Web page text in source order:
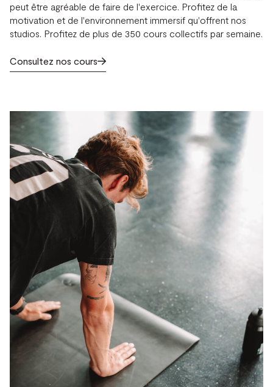
peut être agréable de faire de l'exercice. Profitez de la
motivation et de l'environnement immersif qu'offrent nos
studios. Profitez de plus de 350 cours collectifs par semaine.
Consultez nos cours